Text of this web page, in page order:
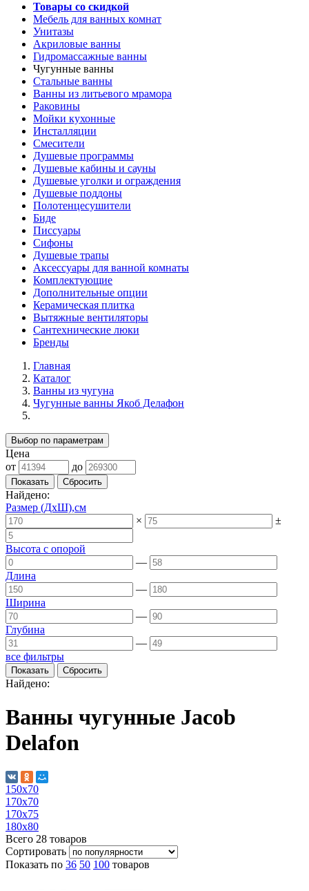
Товары со скидкой
Мебель для ванных комнат
Унитазы
Акриловые ванны
Гидромассажные ванны
Чугунные ванны
Стальные ванны
Ванны из литьевого мрамора
Раковины
Мойки кухонные
Инсталляции
Смесители
Душевые программы
Душевые кабины и сауны
Душевые уголки и ограждения
Душевые поддоны
Полотенцесушители
Биде
Писсуары
Сифоны
Душевые трапы
Аксессуары для ванной комнаты
Комплектующие
Дополнительные опции
Керамическая плитка
Вытяжные вентиляторы
Сантехнические люки
Бренды
Главная
Каталог
Ванны из чугуна
Чугунные ванны Якоб Делафон
Выбор по параметрам
Цена
от
до
Найдено:
Размер (ДхШ),см
×
±
Высота с опорой
—
Длина
—
Ширина
—
Глубина
—
все фильтры
Найдено:
Ванны чугунные Jacob
Delafon
150х70
170х70
170х75
180х80
Всего 28 товаров
Сортировать
Показать по 36 50 100 товаров